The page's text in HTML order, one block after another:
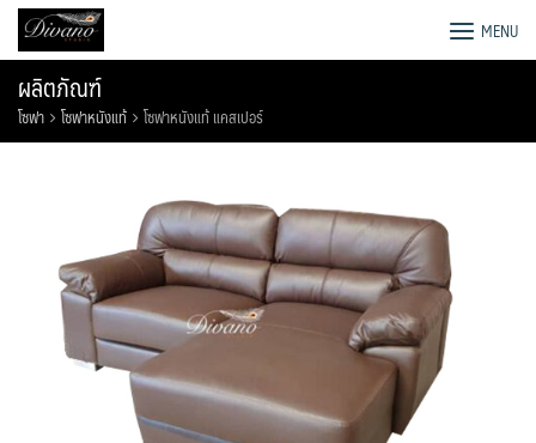
Skipโรงงานโซฟา เตียง ชุดโต๊ะอาหาร MENU
ผลิตภัณฑ์
โซฟา โซฟาหนังแท้ โซฟาหนังแท้ แคสเปอร์